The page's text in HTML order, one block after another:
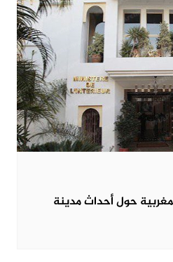
حول أحداث مدينة